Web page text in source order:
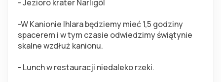
- Jezioro krater Narlıgöl
-W Kanionie Ihlara będziemy mieć 1,5 godziny
spacerem i w tym czasie odwiedzimy świątynie
skalne wzdłuż kanionu.
- Lunch w restauracji niedaleko rzeki.